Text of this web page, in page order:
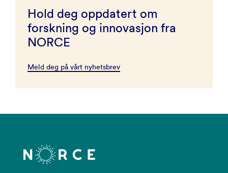
Hold deg oppdatert om
forskning og innovasjon fra
NORCE
Meld deg på vårt nyhetsbrev